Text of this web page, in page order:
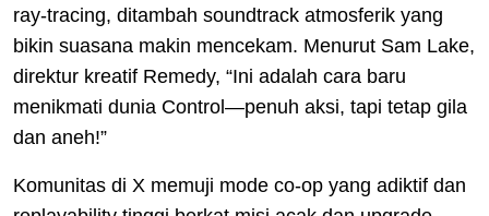
ray-tracing, ditambah soundtrack atmosferik yang
bikin suasana makin mencekam. Menurut Sam Lake,
direktur kreatif Remedy, “Ini adalah cara baru
menikmati dunia Control—penuh aksi, tapi tetap gila
dan aneh!”
Komunitas di X memuji mode co-op yang adiktif dan